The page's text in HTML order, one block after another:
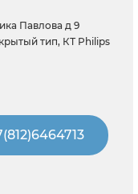
Павлова д 9
тип, КТ Philips